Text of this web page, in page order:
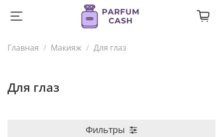
Главная Макияж Для глаз
Для глаз
Фильтры